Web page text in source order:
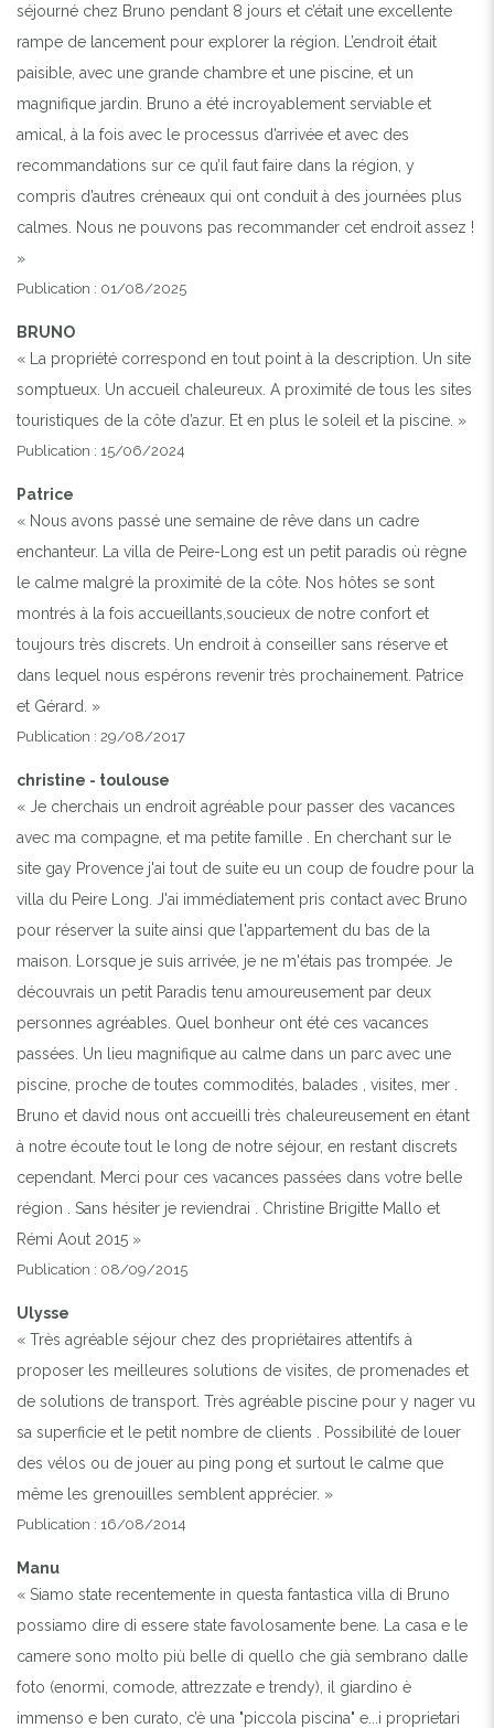
séjourné chez Bruno pendant 8 jours et c’était une excellente
rampe de lancement pour explorer la région. L’endroit était
paisible, avec une grande chambre et une piscine, et un
magnifique jardin. Bruno a été incroyablement serviable et
amical, à la fois avec le processus d’arrivée et avec des
recommandations sur ce qu’il faut faire dans la région, y
compris d’autres créneaux qui ont conduit à des journées plus
calmes. Nous ne pouvons pas recommander cet endroit assez !
»
Publication : 01/08/2025
BRUNO
« La propriété correspond en tout point à la description. Un site
somptueux. Un accueil chaleureux. A proximité de tous les sites
touristiques de la côte d’azur. Et en plus le soleil et la piscine. »
Publication : 15/06/2024
Patrice
« Nous avons passé une semaine de rêve dans un cadre
enchanteur. La villa de Peire-Long est un petit paradis où règne
le calme malgré la proximité de la côte. Nos hôtes se sont
montrés à la fois accueillants,soucieux de notre confort et
toujours très discrets. Un endroit à conseiller sans réserve et
dans lequel nous espérons revenir très prochainement. Patrice
et Gérard. »
Publication : 29/08/2017
christine - toulouse
« Je cherchais un endroit agréable pour passer des vacances
avec ma compagne, et ma petite famille . En cherchant sur le
site gay Provence j'ai tout de suite eu un coup de foudre pour la
villa du Peire Long. J'ai immédiatement pris contact avec Bruno
pour réserver la suite ainsi que l'appartement du bas de la
maison. Lorsque je suis arrivée, je ne m'étais pas trompée. Je
découvrais un petit Paradis tenu amoureusement par deux
personnes agréables. Quel bonheur ont été ces vacances
passées. Un lieu magnifique au calme dans un parc avec une
piscine, proche de toutes commodités, balades , visites, mer .
Bruno et david nous ont accueilli très chaleureusement en étant
à notre écoute tout le long de notre séjour, en restant discrets
cependant. Merci pour ces vacances passées dans votre belle
région . Sans hésiter je reviendrai . Christine Brigitte Mallo et
Rémi Aout 2015 »
Publication : 08/09/2015
Ulysse
« Très agréable séjour chez des propriétaires attentifs à
proposer les meilleures solutions de visites, de promenades et
de solutions de transport. Très agréable piscine pour y nager vu
sa superficie et le petit nombre de clients . Possibilité de louer
des vélos ou de jouer au ping pong et surtout le calme que
même les grenouilles semblent apprécier. »
Publication : 16/08/2014
Manu
« Siamo state recentemente in questa fantastica villa di Bruno
possiamo dire di essere state favolosamente bene. La casa e le
camere sono molto più belle di quello che già sembrano dalle
foto (enormi, comode, attrezzate e trendy), il giardino è
immenso e ben curato, c’è una "piccola piscina" e...i proprietari